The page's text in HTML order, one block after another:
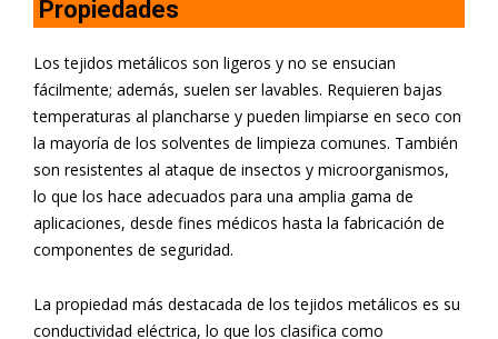
Propiedades
Los tejidos metálicos son ligeros y no se ensucian
fácilmente; además, suelen ser lavables. Requieren bajas
temperaturas al plancharse y pueden limpiarse en seco con
la mayoría de los solventes de limpieza comunes. También
son resistentes al ataque de insectos y microorganismos,
lo que los hace adecuados para una amplia gama de
aplicaciones, desde fines médicos hasta la fabricación de
componentes de seguridad.
La propiedad más destacada de los tejidos metálicos es su
conductividad eléctrica, lo que los clasifica como